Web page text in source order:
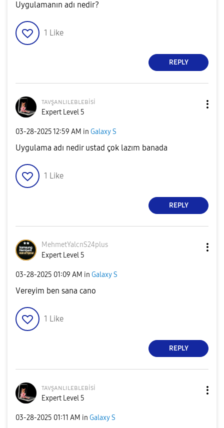
Uygulamanın adı nedir?
1 Like
REPLY
ᴛᴀᴠşᴀɴʟɪʟᴇʙʟᴇʙisi
Expert Level 5
‎03-28-202512:59 AM in Galaxy S
Uygulama adı nedir ustad çok lazım banada
1 Like
REPLY
MehmetYalcnS24plus
Expert Level 5
‎03-28-2025 01:09 AM in Galaxy S
Vereyim ben sana cano
1 Like
REPLY
ᴛᴀᴠşᴀɴʟɪʟᴇʙʟᴇʙisi
Expert Level 5
‎03-28-2025 01:11 AM in Galaxy S